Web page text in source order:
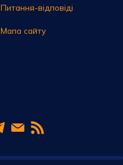
Питання-відповіді
Мапа сайту